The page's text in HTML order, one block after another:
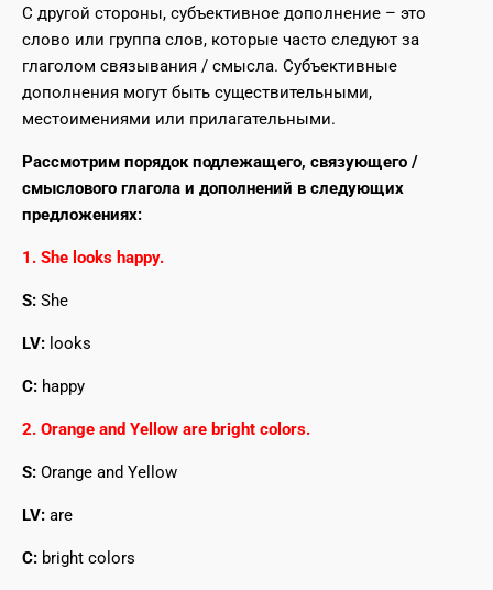
С другой стороны, субъективное дополнение – это
слово или группа слов, которые часто следуют за
глаголом связывания / смысла. Субъективные
дополнения могут быть существительными,
местоимениями или прилагательными.
Рассмотрим порядок подлежащего, связующего /
смыслового глагола и дополнений в следующих
предложениях:
1. She looks happy.
S: She
LV: looks
C: happy
2. Orange and Yellow are bright colors.
S: Orange and Yellow
LV: are
C: bright colors